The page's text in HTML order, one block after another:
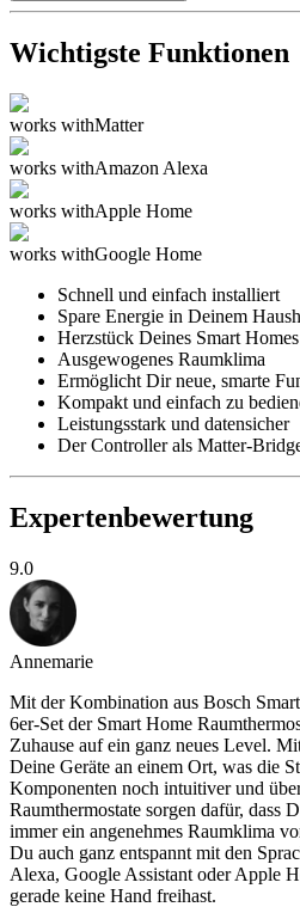
Wichtigste Funktionen
works withMatter
works withAmazon Alexa
works withApple Home
works withGoogle Home
Schnell und einfach installiert
Spare Energie in Deinem
Herzstück Deines Smart Homes
Ausgewogenes Raumklima
Ermöglicht Dir neue, smarte
Kompakt und einfach zu
Leistungsstark und datensicher
Der Controller als Matter-
Expertenbewertung
9.0
Annemarie
Mit der Kombination aus Bosch
6er-Set der Smart Home
Zuhause auf ein ganz neues Level.
Deine Geräte an einem Ort, was die
Komponenten noch intuitiver und
Raumthermostate sorgen dafür, dass
immer ein angenehmes Raumklima
Du auch ganz entspannt mit den
Alexa, Google Assistant oder Apple
gerade keine Hand freihast.